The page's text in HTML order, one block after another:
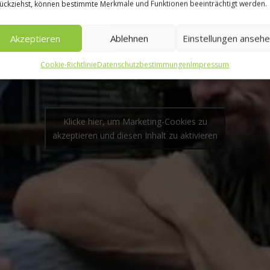
können bestimmte Merkmale und Funktionen beeinträchtigt werden.
Akzeptieren Ablehnen Einstellungen
Cookie-RichtlinieDatenschutzbestimmungenImpressum
Klicke hier, um Marketing-Cookies zu
akzeptieren und diesen Inhalt zu aktivieren